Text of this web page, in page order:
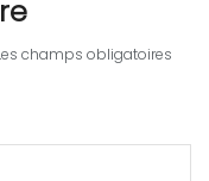
champs obligatoires